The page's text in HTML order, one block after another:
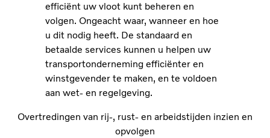
efficiënt uw vloot kunt beheren en
volgen. Ongeacht waar, wanneer en hoe
u dit nodig heeft. De standaard en
betaalde services kunnen u helpen uw
transportonderneming efficiënter en
winstgevender te maken, en te voldoen
aan wet- en regelgeving.
Overtredingen van rij-, rust- en arbeidstijden inzien en
opvolgen